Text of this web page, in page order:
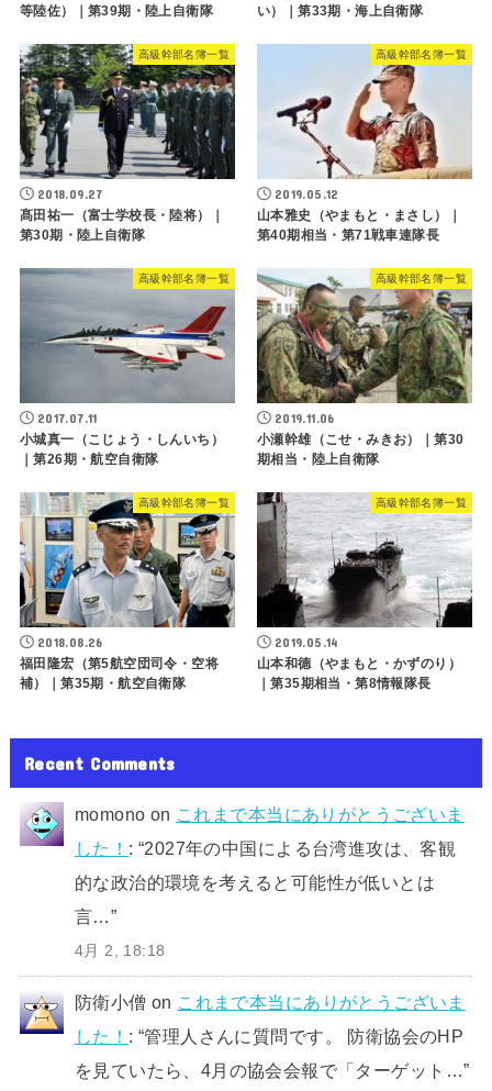
等陸佐）｜第39期・陸上自衛隊
い）｜第33期・海上自衛隊
高級幹部名簿一覧
2018.09.27
髙田祐一（富士学校長・陸将）｜
第30期・陸上自衛隊
高級幹部名簿一覧
2019.05.12
山本雅史（やまもと・まさし）｜
第40期相当・第71戦車連隊長
高級幹部名簿一覧
2017.07.11
小城真一（こじょう・しんいち）
｜第26期・航空自衛隊
高級幹部名簿一覧
2019.11.06
小瀬幹雄（こせ・みきお）｜第30
期相当・陸上自衛隊
高級幹部名簿一覧
2018.08.26
福田隆宏（第5航空団司令・空将
補）｜第35期・航空自衛隊
高級幹部名簿一覧
2019.05.14
山本和德（やまもと・かずのり）
｜第35期相当・第8情報隊長
Recent Comments
momono on これまで本当にありがとうございま
した！ : “2027年の中国による台湾進攻は、客観
的な政治的環境を考えると可能性が低いとは
言…”
4月 2, 18:18
防衛小僧 on これまで本当にありがとうございま
した！ : “管理人さんに質問です。 防衛協会のHP
を見ていたら、4月の協会会報で「ターゲット…”